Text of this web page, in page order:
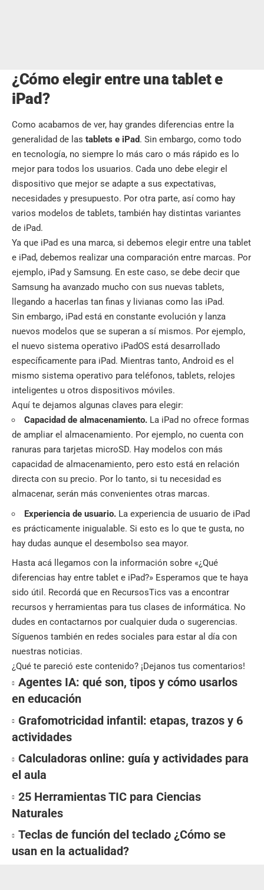
¿Cómo elegir entre una tablet e
iPad?
Como acabamos de ver, hay grandes diferencias entre la
generalidad de las tablets e iPad. Sin embargo, como todo
en tecnología, no siempre lo más caro o más rápido es lo
mejor para todos los usuarios. Cada uno debe elegir el
dispositivo que mejor se adapte a sus expectativas,
necesidades y presupuesto. Por otra parte, así como hay
varios modelos de tablets, también hay distintas variantes
de iPad.
Ya que iPad es una marca, si debemos elegir entre una tablet
e iPad, debemos realizar una comparación entre marcas. Por
ejemplo, iPad y Samsung. En este caso, se debe decir que
Samsung ha avanzado mucho con sus nuevas tablets,
llegando a hacerlas tan finas y livianas como las iPad.
Sin embargo, iPad está en constante evolución y lanza
nuevos modelos que se superan a sí mismos. Por ejemplo,
el nuevo sistema operativo iPadOS está desarrollado
específicamente para iPad. Mientras tanto, Android es el
mismo sistema operativo para teléfonos, tablets, relojes
inteligentes u otros dispositivos móviles.
Aquí te dejamos algunas claves para elegir:
Capacidad de almacenamiento. La iPad no ofrece formas
de ampliar el almacenamiento. Por ejemplo, no cuenta con
ranuras para tarjetas microSD. Hay modelos con más
capacidad de almacenamiento, pero esto está en relación
directa con su precio. Por lo tanto, si tu necesidad es
almacenar, serán más convenientes otras marcas.
Experiencia de usuario. La experiencia de usuario de iPad
es prácticamente inigualable. Si esto es lo que te gusta, no
hay dudas aunque el desembolso sea mayor.
Hasta acá llegamos con la información sobre «¿Qué
diferencias hay entre tablet e iPad?» Esperamos que te haya
sido útil. Recordá que en RecursosTics vas a encontrar
recursos y herramientas para tus clases de informática. No
dudes en contactarnos por cualquier duda o sugerencias.
Síguenos también en redes sociales para estar al día con
nuestras noticias.
¿Qué te pareció este contenido? ¡Dejanos tus comentarios!
Agentes IA: qué son, tipos y cómo usarlos
en educación
Grafomotricidad infantil: etapas, trazos y 6
actividades
Calculadoras online: guía y actividades para
el aula
25 Herramientas TIC para Ciencias
Naturales
Teclas de función del teclado ¿Cómo se
usan en la actualidad?